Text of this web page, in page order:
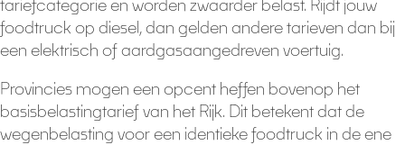
tariefcategorie en worden zwaarder belast. Rijdt jouw
foodtruck op diesel, dan gelden andere tarieven dan bij
een elektrisch of aardgasaangedreven voertuig.
Provincies mogen een opcent heffen bovenop het
basisbelastingtarief van het Rijk. Dit betekent dat de
wegenbelasting voor een identieke foodtruck in de ene